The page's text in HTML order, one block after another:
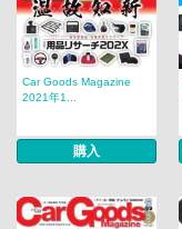
Car Goods Magazine
2021年1...
購入